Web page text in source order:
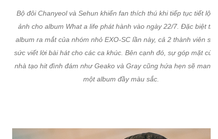
Bộ đôi Chanyeol và Sehun khiến fan thích thú khi tiếp tục tiết lộ
ảnh cho album What a life phát hành vào ngày 22/7. Đặc biệt
album ra mắt của nhóm nhỏ EXO-SC lần này, cả 2 thành viên sẽ
sức viết lời bài hát cho các ca khúc. Bên cạnh đó, sự góp mặt của
nhà tạo hit đình đám như Geako và Gray cũng hứa hẹn sẽ mang
một album đầy màu sắc.